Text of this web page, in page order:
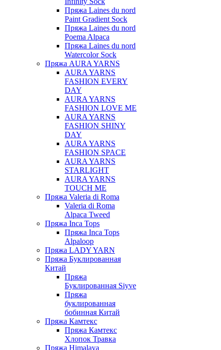
Пряжа Laines du nord
Paint Gradient Sock
Пряжа Laines du nord
Poema Alpaca
Пряжа Laines du nord
Watercolor Sock
Пряжа AURA YARNS
AURA YARNS
FASHION EVERY
DAY
AURA YARNS
FASHION LOVE ME
AURA YARNS
FASHION SHINY
DAY
AURA YARNS
FASHION SPACE
AURA YARNS
STARLIGHT
AURA YARNS
TOUCH ME
Пряжа Valeria di Roma
Valeria di Roma
Alpaca Tweed
Пряжа Inca Tops
Пряжа Inca Tops
Alpaloop
Пряжа LADY YARN
Пряжа Буклированная
Китай
Пряжа
Буклированная Siyve
Пряжа
буклированная
бобинная Китай
Пряжа Камтекс
Пряжа Камтекс
Хлопок Травка
Пряжа Himalaya